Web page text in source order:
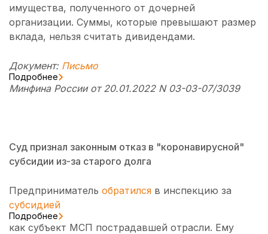
имущества, полученного от дочерней
организации. Суммы, которые превышают размер
вклада, нельзя считать дивидендами.
Документ: Письмо
Подробнее
Минфина России от 20.01.2022 N 03-03-07/3039
Суд признал законным отказ в "коронавирусной"
субсидии из-за старого долга
Предприниматель обратился в инспекцию за
субсидией
Подробнее
как субъект МСП пострадавшей отрасли. Ему